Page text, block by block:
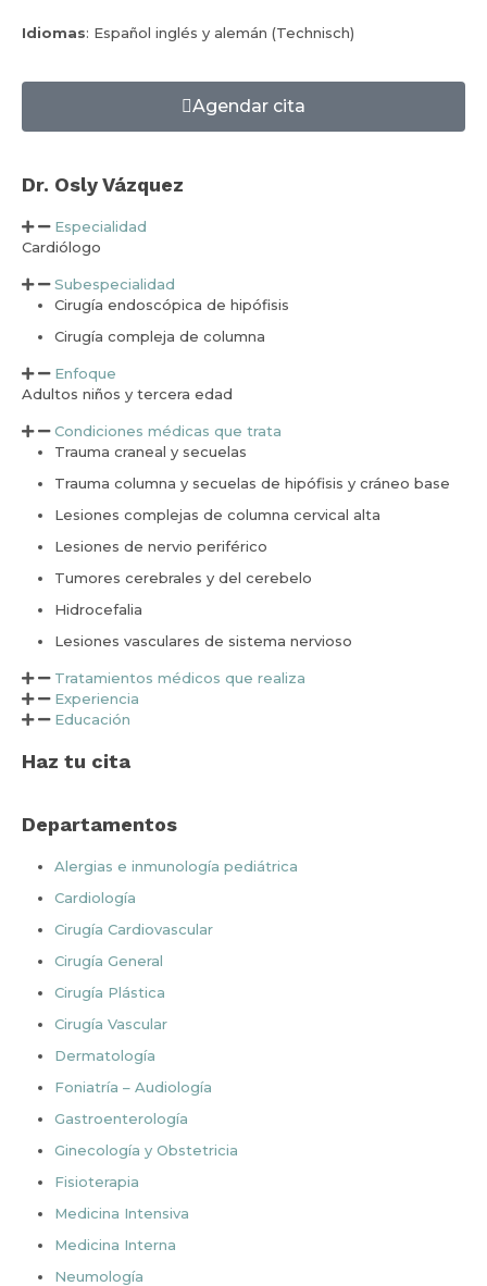
Idiomas: Español inglés y alemán (Technisch)
Agendar cita
Dr. Osly Vázquez
Especialidad
Cardiólogo
Subespecialidad
Cirugía endoscópica de hipófisis
Cirugía compleja de columna
Enfoque
Adultos niños y tercera edad
Condiciones médicas que trata
Trauma craneal y secuelas
Trauma columna y secuelas de hipófisis y cráneo base
Lesiones complejas de columna cervical alta
Lesiones de nervio periférico
Tumores cerebrales y del cerebelo
Hidrocefalia
Lesiones vasculares de sistema nervioso
Tratamientos médicos que realiza
Experiencia
Educación
Haz tu cita
Departamentos
Alergias e inmunología pediátrica
Cardiología
Cirugía Cardiovascular
Cirugía General
Cirugía Plástica
Cirugía Vascular
Dermatología
Foniatría – Audiología
Gastroenterología
Ginecología y Obstetricia
Fisioterapia
Medicina Intensiva
Medicina Interna
Neumología